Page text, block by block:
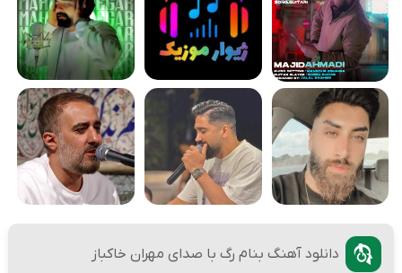
دانلود آهنگ بنام رگ با صدای مهران خاکباز